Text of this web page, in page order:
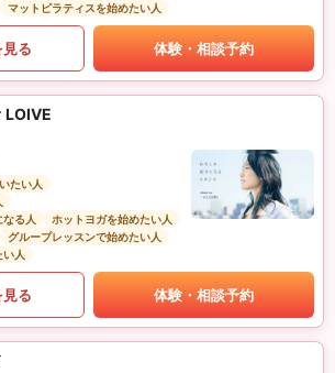
マットピラティスを始めたい人
る 体験・相談予約
LOIVE
たい人
なる人
ホットヨガを始めたい人
グループレッスンで始めたい人
い人
る 体験・相談予約